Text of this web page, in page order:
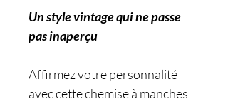
Un style vintage qui ne passe
pas inaperçu
Affirmez votre personnalité
avec cette chemise à manches